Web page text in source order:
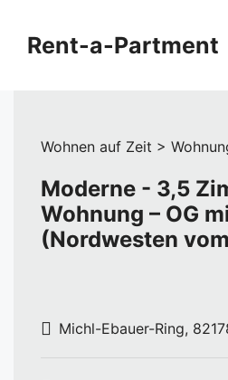
Inhalt
springenRent-a-Partment
Wohnen auf Zeit >
Moderne - 3,5
Wohnung – OG
(Nordwesten
Michl-Ebauer-Ring,